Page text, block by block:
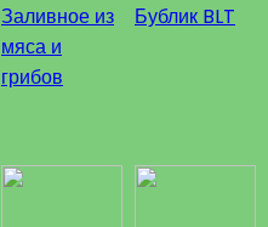
Заливное из
мяса и
грибов
Бублик BLT